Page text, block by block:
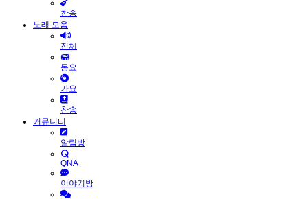
찬송
노래 모음
전체
동요
가요
찬송
커뮤니티
알림방
QNA
이야기방